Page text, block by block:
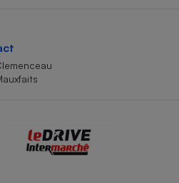
Cafetière à expressos